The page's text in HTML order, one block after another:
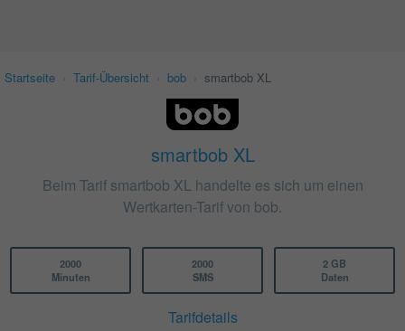
Startseite Tarif-Übersicht bob smartbob XL
smartbob XL
Beim Tarif smartbob XL handelte es sich um einen
Wertkarten-Tarif von bob.
2000
Minuten
2000
SMS
2 GB
Daten
Tarifdetails